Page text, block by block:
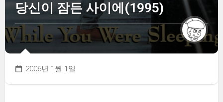
당신이 잠든 사이에(1995)
2006년 1월 1일